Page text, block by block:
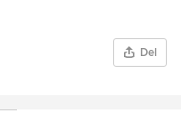
Del